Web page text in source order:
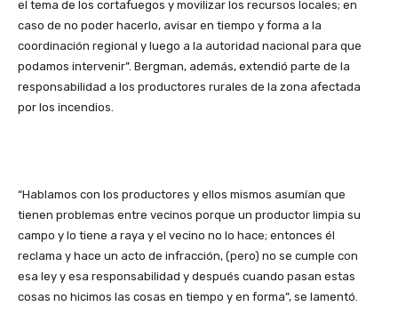
el tema de los cortafuegos y movilizar los recursos locales; en
caso de no poder hacerlo, avisar en tiempo y forma a la
coordinación regional y luego a la autoridad nacional para que
podamos intervenir”. Bergman, además, extendió parte de la
responsabilidad a los productores rurales de la zona afectada
por los incendios.
“Hablamos con los productores y ellos mismos asumían que
tienen problemas entre vecinos porque un productor limpia su
campo y lo tiene a raya y el vecino no lo hace; entonces él
reclama y hace un acto de infracción, (pero) no se cumple con
esa ley y esa responsabilidad y después cuando pasan estas
cosas no hicimos las cosas en tiempo y en forma”, se lamentó.